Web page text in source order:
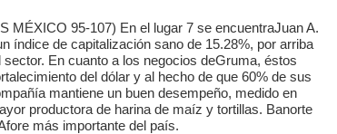
MÉXICO 95-107) En el lugar 7 se encuentraJuan A.
índice de capitalización sano de 15.28%, por arriba
En cuanto a los negocios deGruma, éstos
del dólar y al hecho de que 60% de sus
mantiene un buen desempeño, medido en
productora de harina de maíz y tortillas. Banorte
más importante del país.